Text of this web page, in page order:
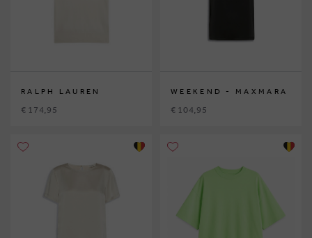
RALPH LAUREN
€ 174,95
WEEKEND - MAXMARA
€ 104,95